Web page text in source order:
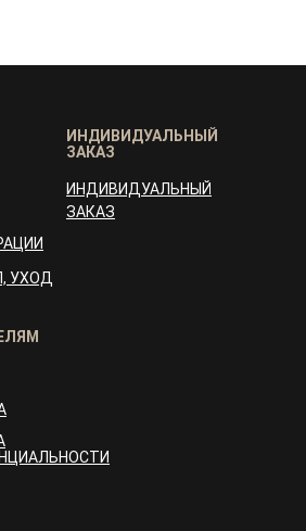
ИНДИВИДУАЛЬНЫЙ
ЗАКАЗ
ИНДИВИДУАЛЬНЫЙ
ЗАКАЗ
УХОД